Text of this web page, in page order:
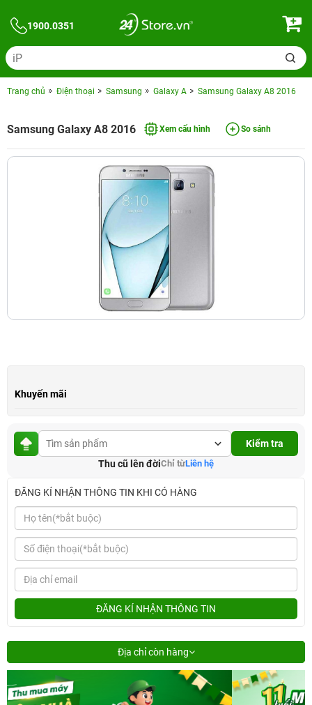
1900.0351
Trang chủ Điện thoại Samsung Galaxy A Samsung Galaxy A8 2016
Samsung Galaxy A8 2016 Xem cấu hình So sánh
Khuyến mãi
Kiểm tra
Thu cũ lên đờiChỉ từLiên hệ
ĐĂNG KÍ NHẬN THÔNG TIN KHI CÓ HÀNG
ĐĂNG KÍ NHẬN THÔNG TIN
Địa chỉ còn hàng